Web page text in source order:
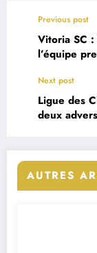
Previous post
Vitoria SC
l’équipe
Next post
Ligue des
deux
AUTRES